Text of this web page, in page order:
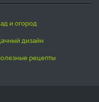
сад и огород
дачный дизайн
полезные рецепты